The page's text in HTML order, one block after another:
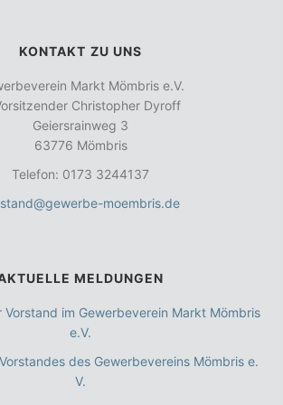
KONTAKT ZU UNS
Markt Mömbris e.V.
Christopher Dyroff
Geiersrainweg 3
63776 Mömbris
Telefon: 0173 3244137
moembris.de
MELDUNGEN
Vorstand im Gewerbeverein Markt Mömbris
e.V.
des Gewerbevereins Mömbris e.
V.